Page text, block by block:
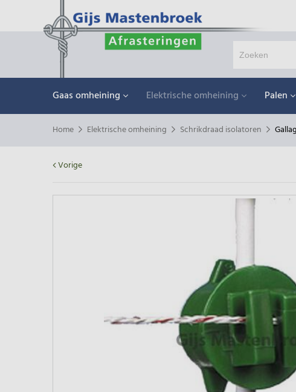
Gaas omheining Elektrische omheining Palen
Home Elektrische omheining Schrikdraad isolatoren
Vorige